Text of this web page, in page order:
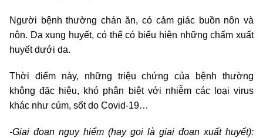
Người bệnh thường chán ăn, có cảm giác buồn nôn và
nôn. Da xung huyết, có thể có biểu hiện những chấm xuất
huyết dưới da.
Thời điểm này, những triệu chứng của bệnh thường
không đặc hiệu, khó phân biệt với nhiễm các loại virus
khác như cúm, sốt do Covid-19…
-Giai đoạn nguy hiểm (hay gọi là giai đoạn xuất huyết):